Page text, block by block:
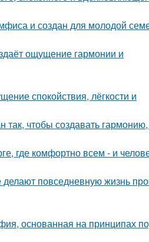
и создан для молодой
ощущение гармонии и
спокойствия, лёгкости и
чтобы создавать
где комфортно всем - и
повседневную жизнь
основанная на принципах